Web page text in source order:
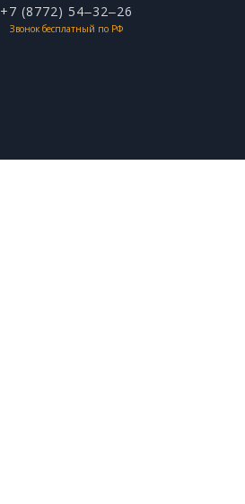
+7 (8772) 54‒32‒26
Звонок бесплатный по РФ